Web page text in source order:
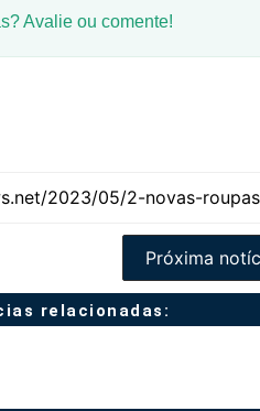
Avalie ou comente!
Próxima
relacionadas: